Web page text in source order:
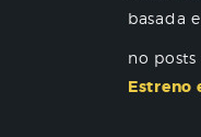
basada
no
Estreno